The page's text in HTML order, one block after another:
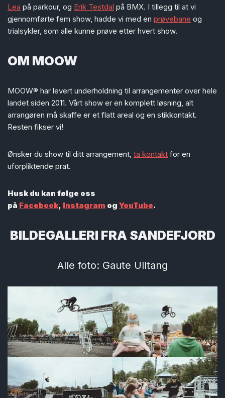
Lea på parkour, og Erik Testdal på BMX. I tillegg til at vi
gjennomførte fem show, hadde vi med en prøvebane og
trialsykler, som alle kunne prøve etter hvert show.
OM MOOW
MOOW® har levert underholdning til arrangementer over hele
landet siden 2011. Vårt show er en komplett løsning, alt
arrangøren må skaffe er et flatt areal og en stikkontakt.
Resten fikser vi!
Ønsker du show til ditt arrangement, ta kontakt for en
uforpliktende prat.
Husk du kan følge oss
på Facebook, Instagram og YouTube.
BILDEGALLERI FRA SANDEFJORD
Alle foto: Gaute Ulltang